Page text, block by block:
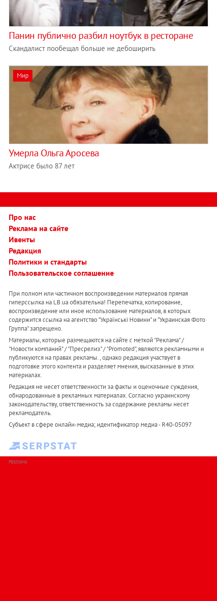
Панин публично разбил ноутбук в ресторане
Скандалист пообещал больше не дебоширить
Мир
Умерла Ольга Аросева
Актрисе было 87 лет
Про нас
Реклама на сайте
Ивенты
Редакция
Политики и стандарты
Пользовательское соглашение
При полном или частичном воспроизведении материалов прямая
гиперссылка на LB.ua обязательна! Перепечатка, копирование,
воспроизведение или иное использование материалов, в которых
содержится ссылка на агентство "Українськi Новини" и "Украинская Фото
Группа" запрещено.
Материалы, которые размещаются на сайте с меткой "Реклама" /
"Новости компаний" / "Пресрелиз" / "Promoted", являются рекламными и
публикуются на правах рекламы. , однако редакция участвует в
подготовке этого контента и разделяет мнения, высказанные в этих
материалах.
Редакция не несет ответственности за факты и оценочные суждения,
обнародованные в рекламных материалах. Согласно украинскому
законодательству, ответственность за содержание рекламы несет
рекламодатель.
Субъект в сфере онлайн-медиа; идентификатор медиа - R40-05097
РЕКЛАМА